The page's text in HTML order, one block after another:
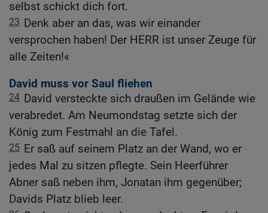
selbst schickt dich fort.
23 Denk aber an das, was wir einander
versprochen haben! Der HERR ist unser Zeuge für
alle Zeiten!«
David muss vor Saul fliehen
24 David versteckte sich draußen im Gelände wie
verabredet. Am Neumondstag setzte sich der
König zum Festmahl an die Tafel.
25 Er saß auf seinem Platz an der Wand, wo er
jedes Mal zu sitzen pflegte. Sein Heerführer
Abner saß neben ihm, Jonatan ihm gegenüber;
Davids Platz blieb leer.